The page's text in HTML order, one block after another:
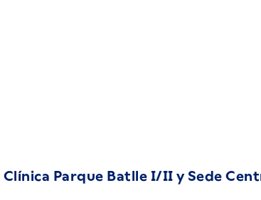
Clínica Parque Batlle I/II y Sede